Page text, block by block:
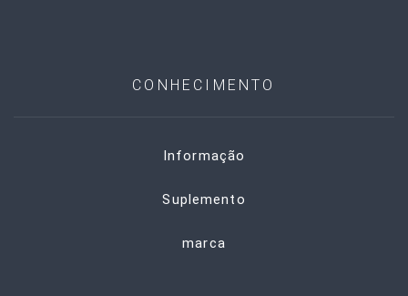
CONHECIMENTO
Informação
Suplemento
marca